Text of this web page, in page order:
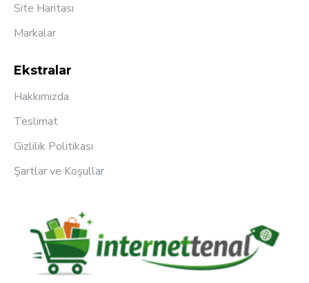
Site Haritası
Markalar
Ekstralar
Hakkımızda
Teslimat
Gizlilik Politikası
Şartlar ve Koşullar